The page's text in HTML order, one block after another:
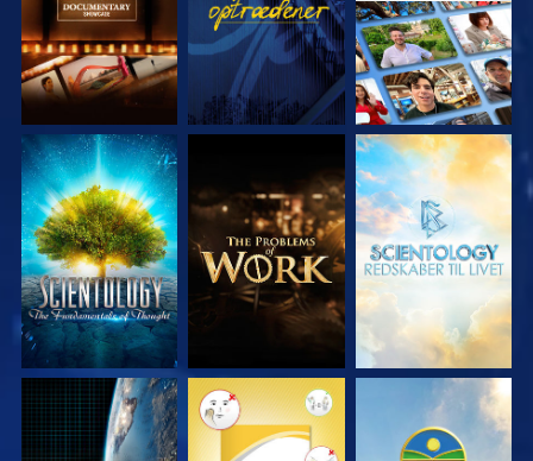
UDFORSK SERIEN UDFORSK SERIEN UDFORSK SERIEN
SE SE SE